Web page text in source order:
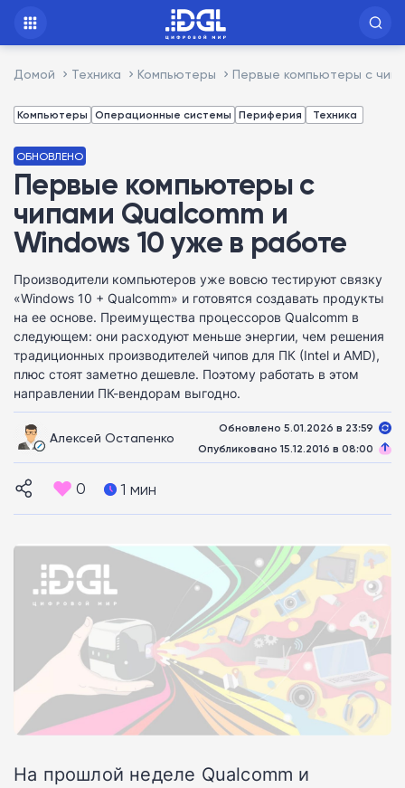
Домой Техника Компьютеры Первые компьютеры с
Компьютеры Операционные системы Периферия Техника
ОБНОВЛЕНО
Первые компьютеры с
чипами Qualcomm и
Windows 10 уже в работе
Производители компьютеров уже вовсю тестируют связку
«Windows 10 + Qualcomm» и готовятся создавать продукты
на ее основе. Преимущества процессоров Qualcomm в
следующем: они расходуют меньше энергии, чем решения
традиционных производителей чипов для ПК (Intel и AMD),
плюс стоят заметно дешевле. Поэтому работать в этом
направлении ПК-вендорам выгодно.
Алексей Остапенко
Обновлено 5.01.2026 в 23:59
Опубликовано 15.12.2016 в 08:00
0 1 мин
На прошлой неделе Qualcomm и